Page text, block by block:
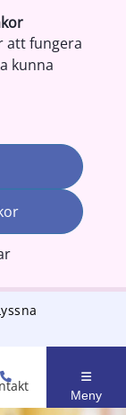
att fungera
kunna
Meny